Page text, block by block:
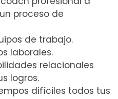
proceso de
de trabajo.
laborales.
relacionales
logros.
difíciles todos tus